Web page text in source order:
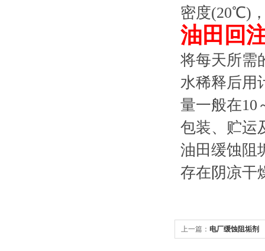
密度
油田回
将每天所需
水稀释后用
量一般在10
包装、贮运
油田缓蚀阻
存在阴凉干
上一篇： 电厂缓蚀阻垢剂